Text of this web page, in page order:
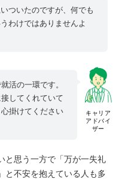
ついたのですが、何でも
わけではありませんよ
キャリア
アドバイ
ザー
活の一環です。
してくれていて
掛けてください
と思う一方で「万が一失礼
と不安を抱えている人も多